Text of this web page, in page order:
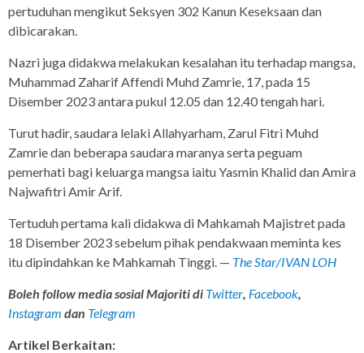
pertuduhan mengikut Seksyen 302 Kanun Keseksaan dan
dibicarakan.
Nazri juga didakwa melakukan kesalahan itu terhadap mangsa,
Muhammad Zaharif Affendi Muhd ​​Zamrie, 17, pada 15
Disember 2023 antara pukul 12.05 dan 12.40 tengah hari.
Turut hadir, saudara lelaki Allahyarham, Zarul Fitri Muhd ​​
Zamrie dan beberapa saudara maranya serta peguam
pemerhati bagi keluarga mangsa iaitu Yasmin Khalid dan Amira
Najwafitri Amir Arif.
Tertuduh pertama kali didakwa di Mahkamah Majistret pada
18 Disember 2023 sebelum pihak pendakwaan meminta kes
itu dipindahkan ke Mahkamah Tinggi. — The Star/IVAN LOH
Boleh follow media sosial Majoriti di Twitter Facebook
Instagram dan Telegram
Artikel Berkaitan: